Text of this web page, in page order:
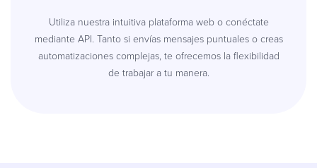
Utiliza nuestra intuitiva plataforma web o conéctate
mediante API. Tanto si envías mensajes puntuales o creas
automatizaciones complejas, te ofrecemos la flexibilidad
de trabajar a tu manera.